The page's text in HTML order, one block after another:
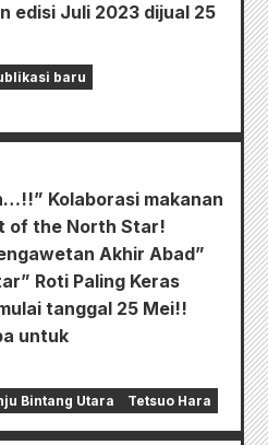
edisi Juli 2023 dijual 25
baru
Kolaborasi makanan
of the North Star!
Akhir Abad”
Roti Paling Keras
tanggal 25 Mei!!
untuk
Bintang Utara Tetsuo Hara